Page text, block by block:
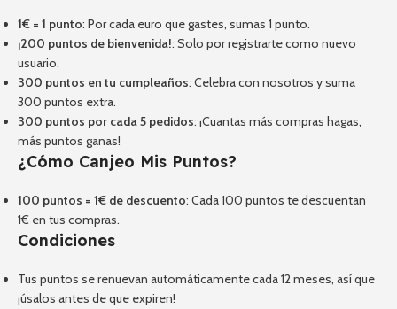
1€ = 1 punto: Por cada euro que gastes, sumas 1 punto.
¡200 puntos de bienvenida!: Solo por registrarte como nuevo
usuario.
300 puntos en tu cumpleaños: Celebra con nosotros y suma
300 puntos extra.
300 puntos por cada 5 pedidos: ¡Cuantas más compras hagas,
más puntos ganas!
¿Cómo Canjeo Mis Puntos?
100 puntos = 1€ de descuento: Cada 100 puntos te descuentan
1€ en tus compras.
Condiciones
Tus puntos se renuevan automáticamente cada 12 meses, así que
¡úsalos antes de que expiren!